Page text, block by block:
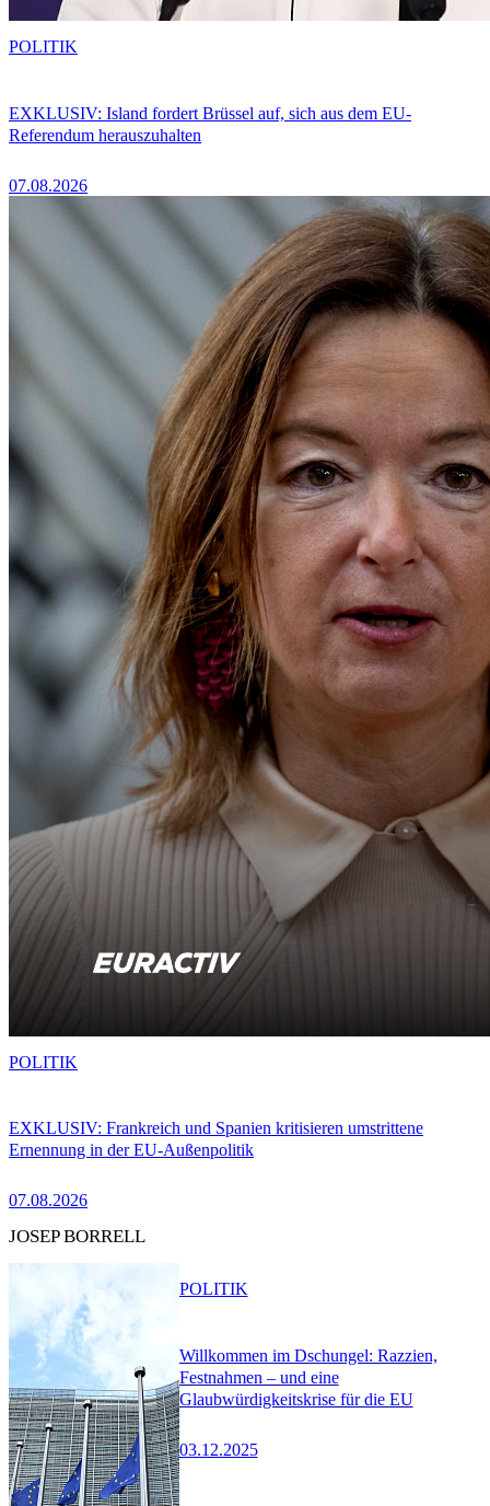
EXKLUSIV: Island fordert Brüssel auf, sich aus dem EU-
Referendum herauszuhalten
07.08.2026
POLITIK
EXKLUSIV: Frankreich und Spanien kritisieren umstrittene
Ernennung in der EU-Außenpolitik
07.08.2026
POLITIK
JOSEP BORRELL
Willkommen im Dschungel: Razzien,
Festnahmen – und eine
Glaubwürdigkeitskrise für die EU
03.12.2025
POLITIK